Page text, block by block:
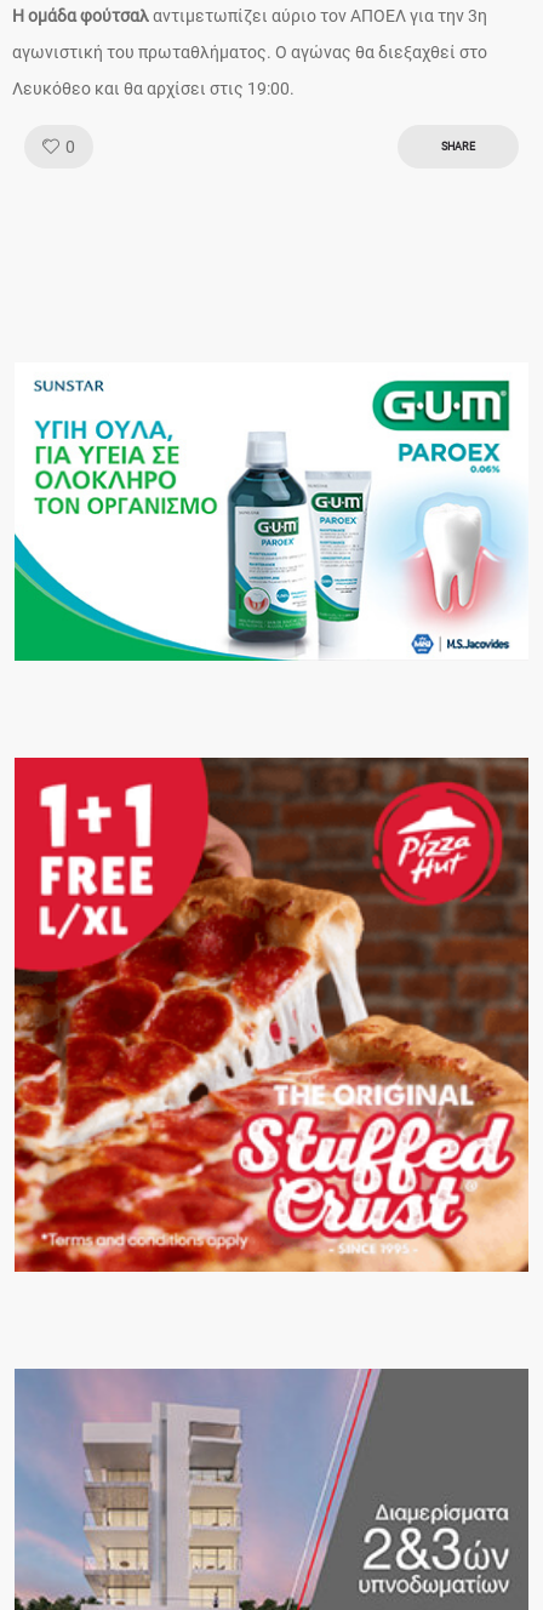
Η ομάδα φούτσαλαντιμετωπίζει αύριο τον ΑΠΟΕΛ για την 3η
αγωνιστική του πρωταθλήματος. Ο αγώνας θα διεξαχθεί στο
Λευκόθεο και θα αρχίσει στις 19:00.
0 SHARE